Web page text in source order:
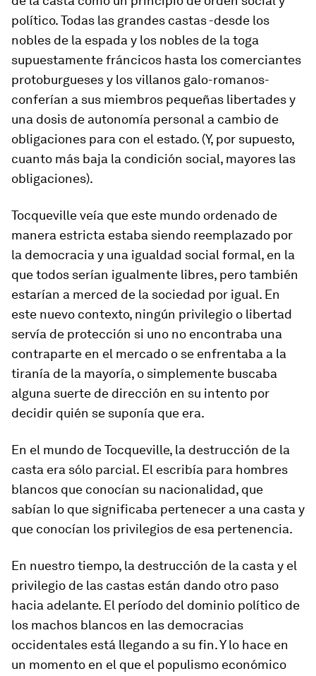
político. Todas las grandes castas -desde los
nobles de la espada y los nobles de la toga
supuestamente fráncicos hasta los comerciantes
protoburgueses y los villanos galo-romanos-
conferían a sus miembros pequeñas libertades y
una dosis de autonomía personal a cambio de
obligaciones para con el estado. (Y, por supuesto,
cuanto más baja la condición social, mayores las
obligaciones).
Tocqueville veía que este mundo ordenado de
manera estricta estaba siendo reemplazado por
la democracia y una igualdad social formal, en la
que todos serían igualmente libres, pero también
estarían a merced de la sociedad por igual. En
este nuevo contexto, ningún privilegio o libertad
servía de protección si uno no encontraba una
contraparte en el mercado o se enfrentaba a la
tiranía de la mayoría, o simplemente buscaba
alguna suerte de dirección en su intento por
decidir quién se suponía que era.
En el mundo de Tocqueville, la destrucción de la
casta era sólo parcial. El escribía para hombres
blancos que conocían su nacionalidad, que
sabían lo que significaba pertenecer a una casta y
que conocían los privilegios de esa pertenencia.
En nuestro tiempo, la destrucción de la casta y el
privilegio de las castas están dando otro paso
hacia adelante. El período del dominio político de
los machos blancos en las democracias
occidentales está llegando a su fin. Y lo hace en
un momento en el que el populismo económico